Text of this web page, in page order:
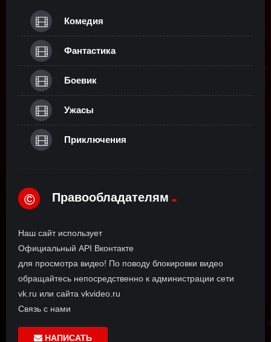
Комедия
Фантастика
Боевик
Ужасы
Приключения
© Правообладателям
Наш сайт использует
Официальный API Вконтакте
для просмотра видео! По поводу блокировки видео
обращайтесь непосредственно к администрации сети
vk.ru или сайта vkvideo.ru
Связь с нами
НАПИСАТЬ